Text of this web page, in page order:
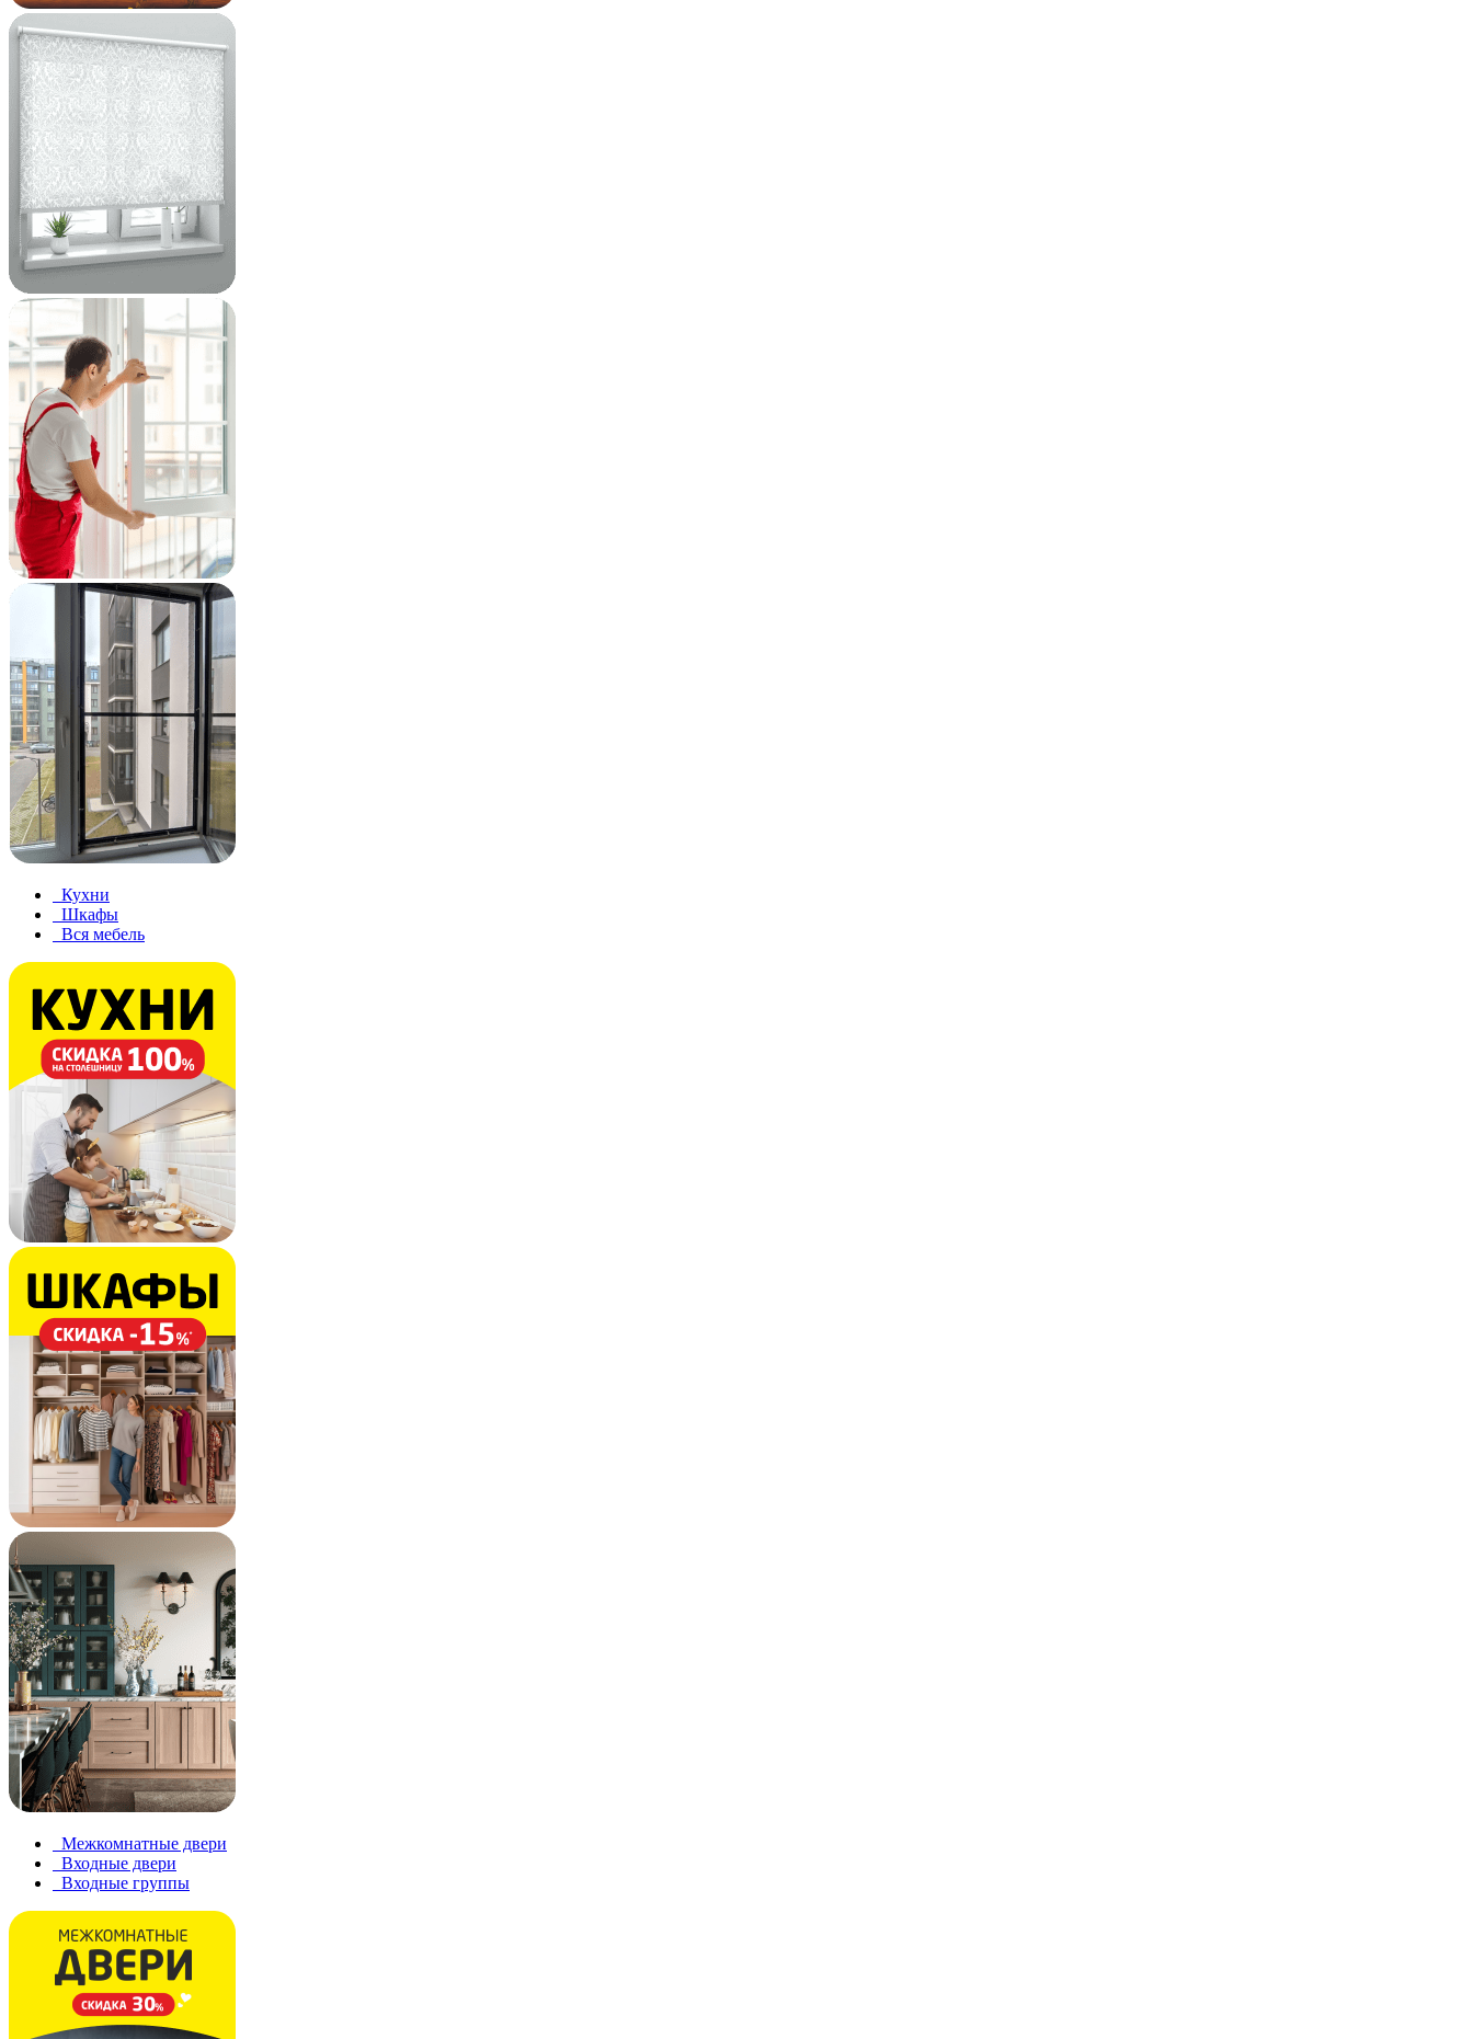
Кухни
Шкафы
Вся мебель
Межкомнатные двери
Входные двери
Входные группы